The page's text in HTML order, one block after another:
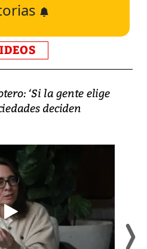
‘Si la gente elige
deciden